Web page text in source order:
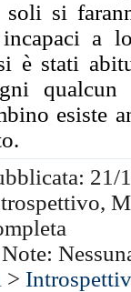
si
a
è stati
esiste
21/
>